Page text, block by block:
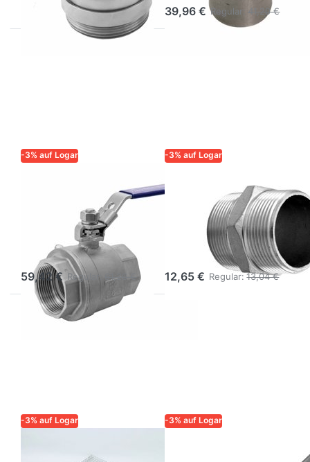
39,96 € Regular: 41,20 €
-3% auf Logar
ZUVERLÄSSIGKEIT FÜR
Kugelhahn
Innengewinde
6/4''
59,42 € Regular: 61,26 €
-3% auf Logar
ZUVERLÄSSIGKEIT FÜR
Doppelnippel
6/4" Edelstahl
AISI 304
12,65 € Regular:13,04 €
-3% auf Logar
ZUVERLÄSSIGKEIT FÜR
-3% auf Logar